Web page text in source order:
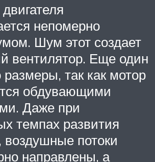
непомерно
Шум этот создает
вентилятор. Еще один
размеры, так как мотор
обдувающими
Даже при
темпах развития
воздушные потоки
направлены, а